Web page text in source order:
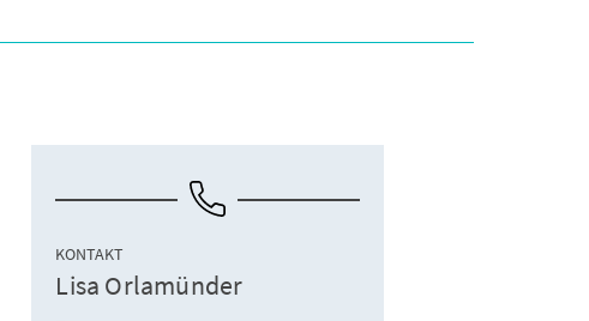
KONTAKT
Lisa Orlamünder